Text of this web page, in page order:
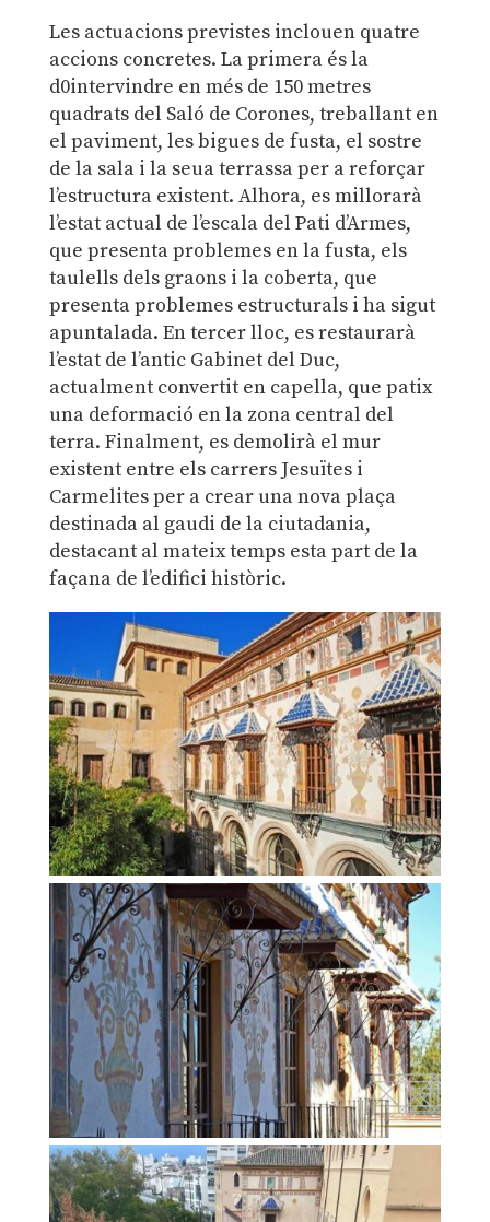
Les actuacions previstes inclouen quatre
accions concretes. La primera és la
d0intervindre en més de 150 metres
quadrats del Saló de Corones, treballant en
el paviment, les bigues de fusta, el sostre
de la sala i la seua terrassa per a reforçar
l’estructura existent. Alhora, es millorarà
l’estat actual de l’escala del Pati d’Armes,
que presenta problemes en la fusta, els
taulells dels graons i la coberta, que
presenta problemes estructurals i ha sigut
apuntalada. En tercer lloc, es restaurarà
l’estat de l’antic Gabinet del Duc,
actualment convertit en capella, que patix
una deformació en la zona central del
terra. Finalment, es demolirà el mur
existent entre els carrers Jesuïtes i
Carmelites per a crear una nova plaça
destinada al gaudi de la ciutadania,
destacant al mateix temps esta part de la
façana de l’edifici històric.